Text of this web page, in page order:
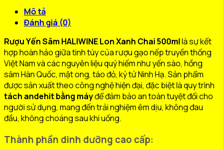
Mô tả
Đánh giá (0)
Rượu Yến Sâm HALIWINE Lon Xanh Chai 500mllà sự kết
hợp hoàn hảo giữa tinh túy của rượu gạo nếp truyền thống
Việt Nam và các nguyên liệu quý hiếm như yến sào, hồng
sâm Hàn Quốc, mật ong, táo đỏ, kỷ tử Ninh Hạ. Sản phẩm
được sản xuất theo công nghệ hiện đại, đặc biệt là quy trình
tách andehit bằng máyđể đảm bảo an toàn tuyệt đối cho
người sử dụng, mang đến trải nghiệm êm dịu, không đau
đầu, không choáng sau khi uống.
Thành phần dinh dưỡng cao cấp: